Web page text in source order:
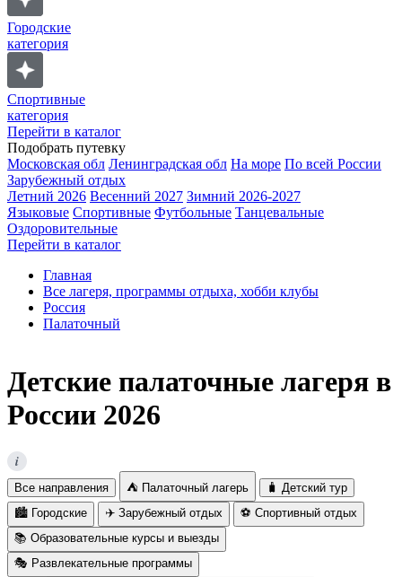
Городские
категория
Спортивные
категория
Перейти в каталог
Подобрать путевку
Московская обл Ленинградская обл На море По всей России
Зарубежный отдых
Летний 2026 Весенний 2027 Зимний 2026-2027
Языковые Спортивные Футбольные Танцевальные
Оздоровительные
Перейти в каталог
Главная
Все лагеря, программы отдыха, хобби клубы
Россия
Палаточный
Детские палаточные лагеря в
России 2026
i
Все направления ⛺ Палаточный лагерь
🧳 Детский тур
🏙️ Городские
✈️ Зарубежный отдых
⚽ Спортивный отдых
📚 Образовательные курсы и выезды
🎭 Развлекательные программы